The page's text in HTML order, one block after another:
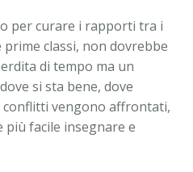
per curare i rapporti tra i
classi, non dovrebbe
di tempo ma un
si sta bene, dove
conflitti vengono affrontati,
più facile insegnare e